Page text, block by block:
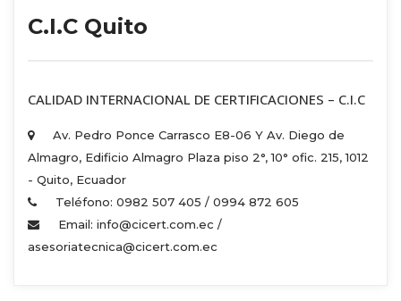
C.I.C Quito
CALIDAD INTERNACIONAL DE CERTIFICACIONES – C.I.C
Av. Pedro Ponce Carrasco E8-06 Y Av. Diego de
Almagro, Edificio Almagro Plaza piso 2°, 10° ofic. 215, 1012
- Quito, Ecuador
Teléfono: 0982 507 405 / 0994 872 605
Email: info@cicert.com.ec /
asesoriatecnica@cicert.com.ec